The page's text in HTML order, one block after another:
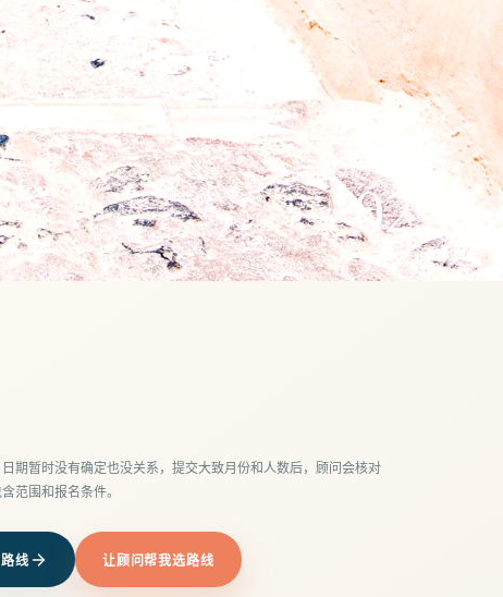
02 / 02
期暂时没有确定也没关系，提交大致月份和人数后，顾问会核对
范围和报名条件。
线 让顾问帮我选路线